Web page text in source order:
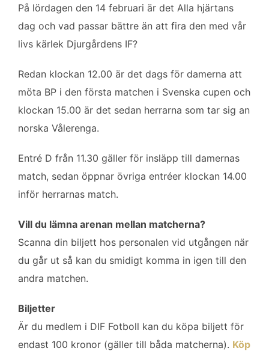
c
o
k
i
e
a
i
n
k
d
n
l
a
På lördagen den 14 februari är det Alla hjärtans
dag och vad passar bättre än att fira den med vår
livs kärlek Djurgårdens IF?
Redan klockan 12.00 är det dags för damerna att
möta BP i den första matchen i Svenska cupen och
klockan 15.00 är det sedan herrarna som tar sig an
norska Vålerenga.
Entré D från 11.30 gäller för insläpp till damernas
match, sedan öppnar övriga entréer klockan 14.00
inför herrarnas match.
Vill du lämna arenan mellan matcherna?
Scanna din biljett hos personalen vid utgången när
du går ut så kan du smidigt komma in igen till den
andra matchen.
Biljetter
Är du medlem i DIF Fotboll kan du köpa biljett för
endast 100 kronor (gäller till båda matcherna). Köp